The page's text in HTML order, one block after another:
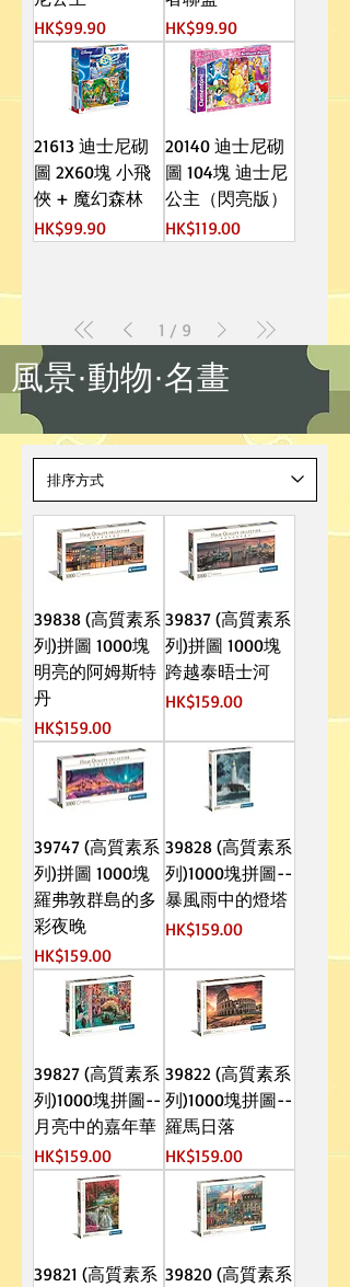
價格
HK$99.90
價格
HK$99.90
21613 迪士尼砌
圖 2X60塊 小飛
俠 + 魔幻森林
價格
HK$99.90
20140 迪士尼砌
圖 104塊 迪士尼
公主（閃亮版）
價格
HK$119.00
1 / 9
風景·動物·名畫
39838 (高質素系
列)拼圖 1000塊
明亮的阿姆斯特
丹
價格
HK$159.00
39837 (高質素系
列)拼圖 1000塊
跨越泰晤士河
價格
HK$159.00
39747 (高質素系
列)拼圖 1000塊
羅弗敦群島的多
彩夜晚
價格
HK$159.00
39828 (高質素系
列)1000塊拼圖--
暴風雨中的燈塔
價格
HK$159.00
39827 (高質素系
列)1000塊拼圖--
月亮中的嘉年華
價格
HK$159.00
39822 (高質素系
列)1000塊拼圖--
羅馬日落
價格
HK$159.00
39821 (高質素系 39820 (高質素系